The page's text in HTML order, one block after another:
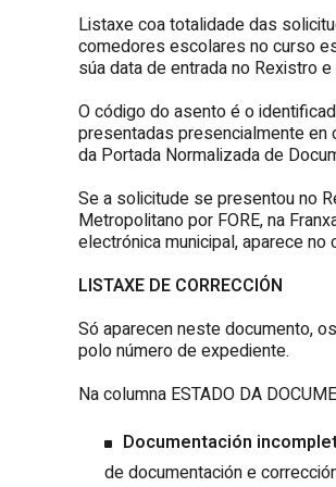
Listaxe coa totalidade das
comedores escolares no curso
súa data de entrada no Rexistro
O código do asento é o
presentadas presencialmente
da Portada Normalizada de
Se a solicitude se presentou no
Metropolitano por FORE, na
electrónica municipal, aparece
LISTAXE DE CORRECCIÓN
Só aparecen neste documento,
polo número de expediente.
Na columna ESTADO DA
Documentación
de documentación e